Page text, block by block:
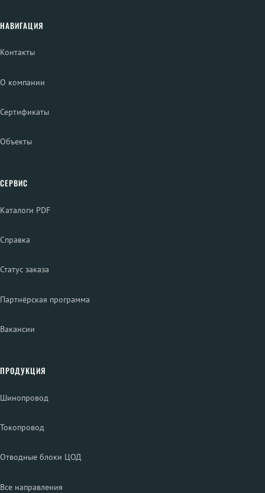
НАВИГАЦИЯ
Контакты
О компании
Сертификаты
Объекты
СЕРВИС
Каталоги PDF
Справка
Статус заказа
Партнёрская программа
Вакансии
ПРОДУКЦИЯ
Шинопровод
Токопровод
Отводные блоки ЦОД
Все направления